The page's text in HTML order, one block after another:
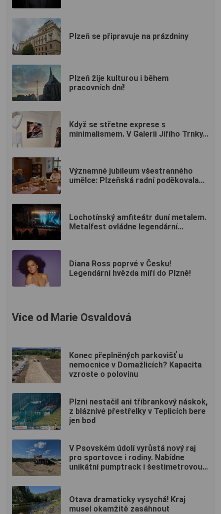
Plzeň se připravuje na prázdniny
Plzeň žije kulturou i během
pracovních dní!
Když se střetne exprese s
minimalismem. V Galerii Jiřího Trnky...
Významné jubileum všestranného
umělce: Plzeňská radní poděkovala...
Lochotínský amfiteátr duní metalem.
Metalfest ovládne legendární...
Diana Ross poprvé v Česku!
Legendární hvězda míří do Plzně!
Více od Marie Osvaldová
Konec přeplněných parkovišť u
nemocnice v Domažlicích? Kapacita
vzroste o polovinu
Plzni nestačil ani tříbrankový náskok,
z bláznivé přestřelky v Teplicích bere
jen bod
V Psovském údolí vyrůstá nový raj
pro sportovce i rodiny. Nabídne
unikátní pumptrack i šestimetrovou
Otava dramaticky vysychá! Kraj
musel okamžitě zasáhnout